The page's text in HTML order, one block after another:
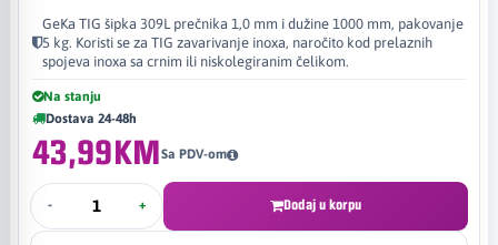
GeKa TIG šipka 309L prečnika 1,0 mm i dužine 1000 mm, pakovanje
5 kg. Koristi se za TIG zavarivanje inoxa, naročito kod prelaznih
spojeva inoxa sa crnim ili niskolegiranim čelikom.
Na stanju
Dostava 24-48h
43,99KMSa PDV-om
- + Dodaj u korpu